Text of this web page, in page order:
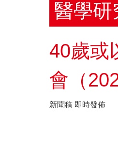
醫學研
40歲或
會（
新聞稿 即時發佈